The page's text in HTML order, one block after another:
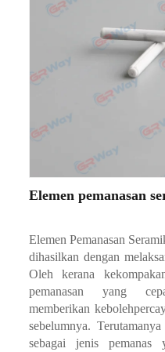
Elemen pemanasan
Elemen Pemanasan
dihasilkan dengan
Oleh kerana
pemanasan yang
memberikan
sebelumnya.
sebagai jenis